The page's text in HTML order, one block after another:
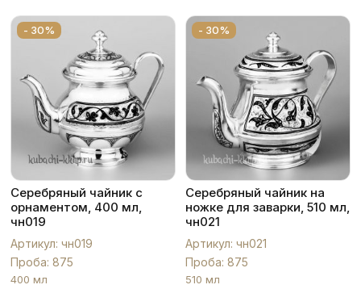
- 30%
Серебряный чайник с
орнаментом, 400 мл,
чн019
Артикул: чн019
Проба: 875
400 мл
- 30%
Серебряный чайник на
ножке для заварки, 510 мл,
чн021
Артикул: чн021
Проба: 875
510 мл